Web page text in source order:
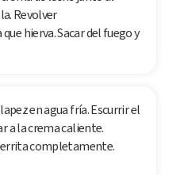
Revolver
hierva. Sacar del fuego y
en agua fría. Escurrir el
a la crema caliente.
completamente.